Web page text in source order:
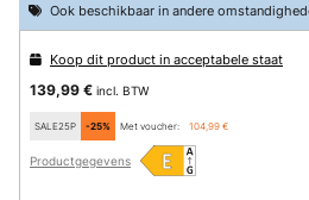
Ook beschikbaar in andere
Koop dit product in acceptabele staat
139,99 € incl. BTW
SALE25P -25% Met voucher: 104,99 €
Productgegevens